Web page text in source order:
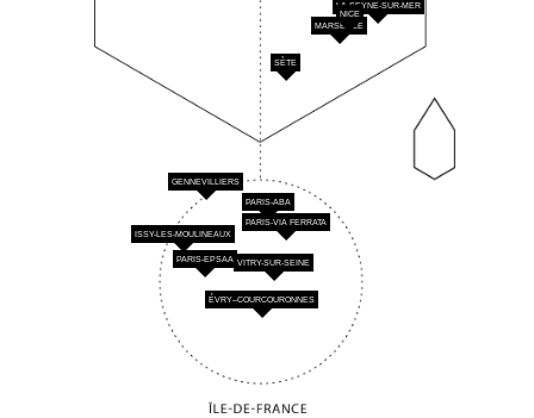
ÉVRY–COURCOURONNES
GENNEVILLIERS
ISSY-LES-MOULINEAUX
LA SEYNE-SUR-MER
MARSEILLE
NICE
PARIS-ABA
PARIS-EPSAA
PARIS-VIA FERRATA
SÈTE
VITRY-SUR-SEINE